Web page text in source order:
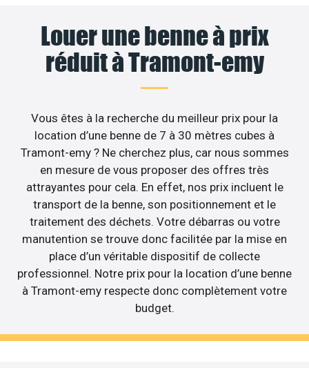
Louer une benne à prix
réduit à Tramont-emy
Vous êtes à la recherche du meilleur prix pour la
location d’une benne de 7 à 30 mètres cubes à
Tramont-emy ? Ne cherchez plus, car nous sommes
en mesure de vous proposer des offres très
attrayantes pour cela. En effet, nos prix incluent le
transport de la benne, son positionnement et le
traitement des déchets. Votre débarras ou votre
manutention se trouve donc facilitée par la mise en
place d’un véritable dispositif de collecte
professionnel. Notre prix pour la location d’une benne
à Tramont-emy respecte donc complètement votre
budget.